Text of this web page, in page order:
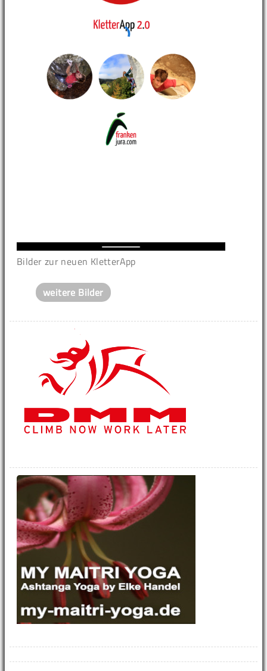
Bilder zur neuen KletterApp
weitere Bilder